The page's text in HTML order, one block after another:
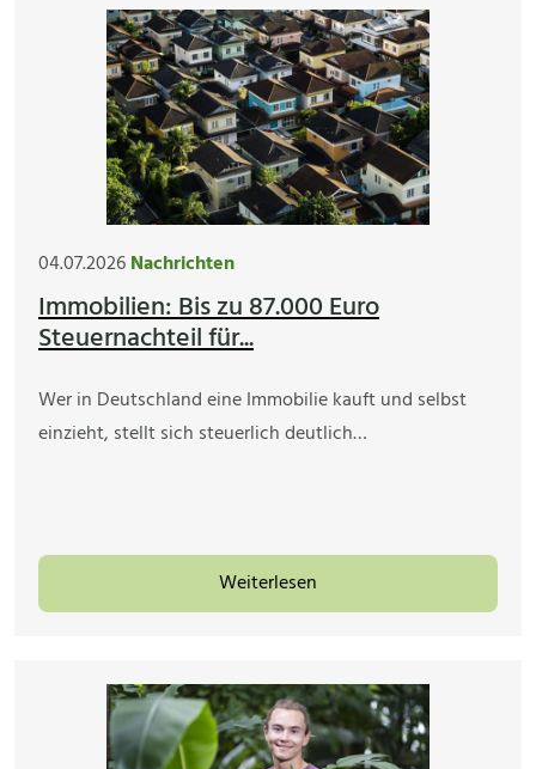
04.07.2026Nachrichten
Immobilien: Bis zu 87.000 Euro
Steuernachteil für...
Wer in Deutschland eine Immobilie kauft und selbst
einzieht, stellt sich steuerlich deutlich…
Weiterlesen